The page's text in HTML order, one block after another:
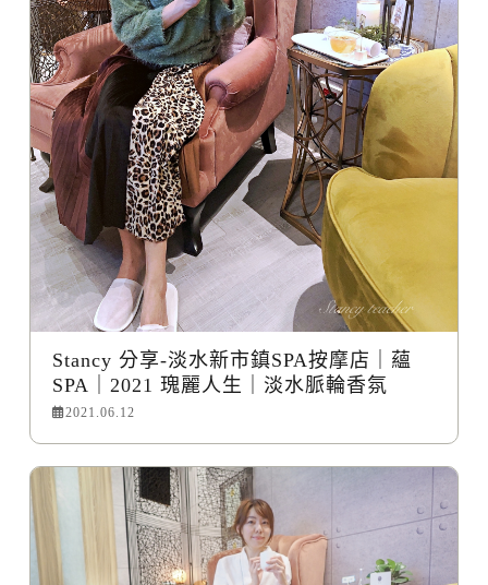
Stancy 分享-淡水新市鎮SPA按摩店｜蘊
SPA｜2021 瑰麗人生｜淡水脈輪香氛
2021.06.12